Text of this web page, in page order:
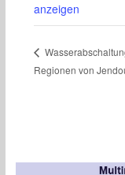
anzeigen
Regionen von